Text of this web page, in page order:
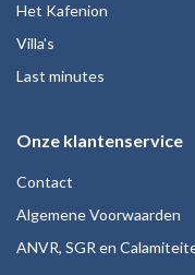
Het Kafenion
Villa's
Last minutes
Onze klantenservice
Contact
Algemene Voorwaarden
ANVR, SGR en